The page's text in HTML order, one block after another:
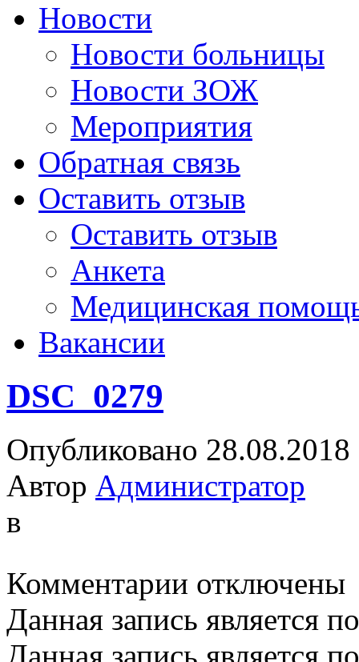
Новости
Новости больницы
Новости ЗОЖ
Мероприятия
Обратная связь
Оставить отзыв
Оставить отзыв
Анкета
Медицинская
Вакансии
DSC_0279
Опубликовано 28.08.2018
Автор Администратор
в
Комментарии записи
отключены
Данная запись является
Данная запись является